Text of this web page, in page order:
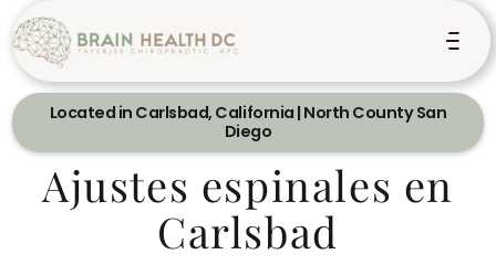
Located in Carlsbad, California | North County San
Diego
Ajustes espinales en
Carlsbad